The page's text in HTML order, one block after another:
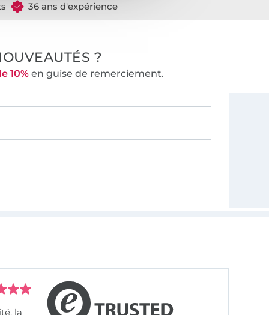
36 ans d'expérience
?
10%en guise de remerciement.